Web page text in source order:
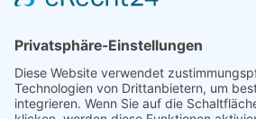
seo-trainee.de
seokratie.de